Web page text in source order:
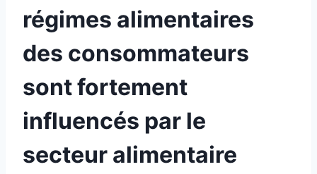
régimes alimentaires
des consommateurs
sont fortement
influencés par le
secteur alimentaire